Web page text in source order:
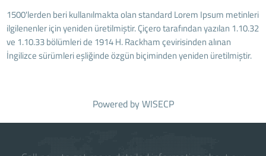
1500'lerden beri kullanılmakta olan standard Lorem Ipsum metinleri
ilgilenenler için yeniden üretilmiştir. Çiçero tarafından yazılan 1.10.32
ve 1.10.33 bölümleri de 1914 H. Rackham çevirisinden alınan
İngilizce sürümleri eşliğinde özgün biçiminden yeniden üretilmiştir.
Powered byWISECP